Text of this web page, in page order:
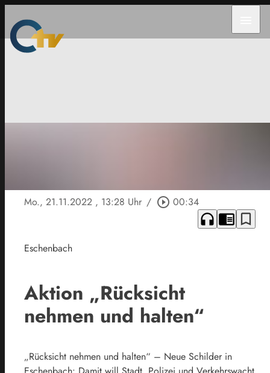
Mo., 21.11.2022 , 13:28 Uhr / play_circle_outline 00:34
headphones chrome_reader_mode bookmark_border
Eschenbach
Aktion „Rücksicht
nehmen und halten“
„Rücksicht nehmen und halten“ – Neue Schilder in